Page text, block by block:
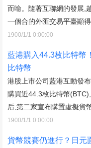
而喻。隨著互聯網的發展,
一個合的外匯交易平臺顯
1900/1/1 0:00:00
藍港購入44.3枚比特幣
比特幣
港股上市公司藍港互動發
購買近44.3枚比特幣
后,第二家宣布購置虛擬貨
1900/1/1 0:00:00
貨幣競賽仍進行？日元